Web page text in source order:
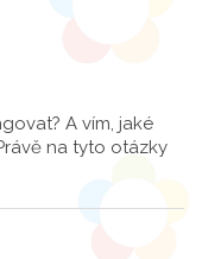
A vím, jaké
na tyto otázky